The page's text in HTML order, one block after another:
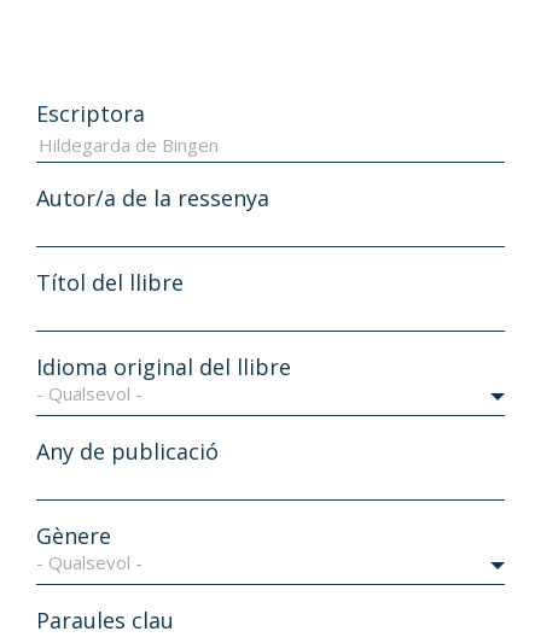
Escriptora
Autor/a de la ressenya
Títol del llibre
Idioma original del llibre
- Qualsevol -
Any de publicació
Gènere
- Qualsevol -
Paraules clau